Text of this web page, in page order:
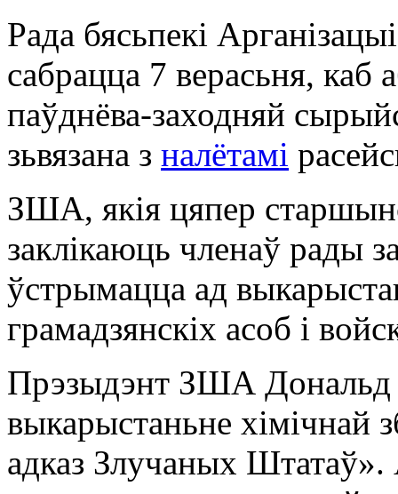
Рада бясьпекі
сабрацца 7 верасьня,
паўднёва-заходняй
зьвязана з налётамі
ЗША, якія цяпер
заклікаюць членаў рады
ўстрымацца ад
грамадзянскіх асоб і
Прэзыдэнт ЗША Дональд
выкарыстаньне хімічнай
адказ Злучаных Штатаў».